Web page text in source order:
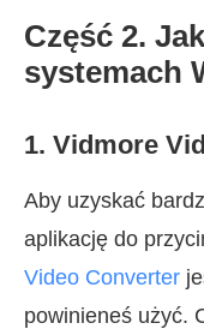
Część 2.
systemach
1. Vidmore
Aby uzyskać
aplikację do
Video Converter
powinieneś użyć.